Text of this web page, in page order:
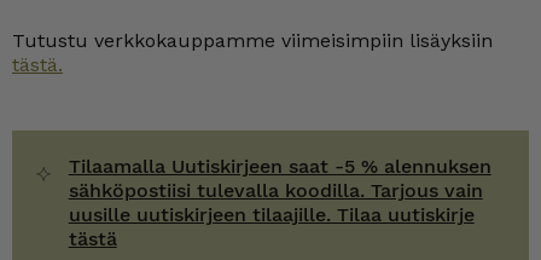
Tutustu verkkokauppamme viimeisimpiin lisäyksiin
tästä.
Tilaamalla Uutiskirjeen saat -5 % alennuksen
sähköpostiisi tulevalla koodilla. Tarjous vain
uusille uutiskirjeen tilaajille. Tilaa uutiskirje
tästä